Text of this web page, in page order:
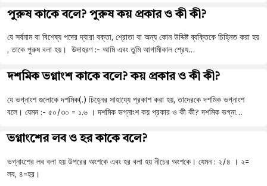
পুরুষ কাকে বলে? পুরুষ কয় প্রকার ও কী কী?
যে সর্বনাম বা বিশেষ্য পদের দ্বারা বক্তা, শ্রোতা বা অন্য কোন উদ্দিষ্ট ব্যক্তিকে চিহ্নিত করা হয়
, তাকে পুরুষ বলা হয়। উদাহরণ :- আমি এবং তুমি আগামীকাল শ্রেয…
দশমিক ভগ্নাংশ কাকে বলে? কয় প্রকার ও কী কী?
যে ভগ্নাংশ গুলোকে দশমিক(.) চিহ্নের সাহায্যে প্রকাশ করা হয়, তাদেরকে দশমিক ভগ্নাংশ
বলে। যেমন :- ৫০/৩০ = ১.৬ । দশমিক ভগ্নাংশ কয় প্রকার ও কী কী? দশমিক ভগ্না…
ভগ্নাংশের লব ও হর কাকে বলে?
ভগ্নাংশের লব বলা হয় উপরের অংশকে এবং হর বলা হয় নীচের অংশকে। যেমন : ২/৪ । ২=
লব, ৪=হর।